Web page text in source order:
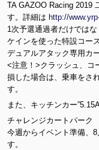
TA GAZOO Racing 2019
す。詳細は http://
1次予選通過者だけでは
ケインを使った特設コース
デュアルアタック専用カ
<注意！>クラッシュ、コ
損した場合は、乗車をさ
す。
また、キッチンカー
チャレンジカートパーク
今週からイベント準備、
す。